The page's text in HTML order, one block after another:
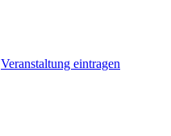
Veranstaltung eintragen